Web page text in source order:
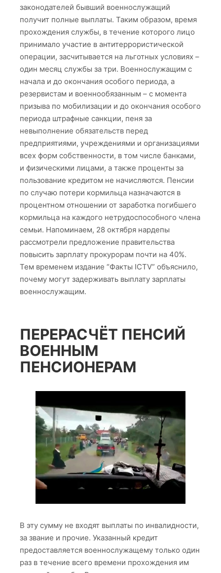
законодателей бывший военнослужащий
получит полные выплаты. Таким образом, время
прохождения службы, в течение которого лицо
принимало участие в антитеррористической
операции, засчитывается на льготных условиях –
один месяц службы за три. Военнослужащим с
начала и до окончания особого периода, а
резервистам и военнообязанным – с момента
призыва по мобилизации и до окончания особого
периода штрафные санкции, пеня за
невыполнение обязательств перед
предприятиями, учреждениями и организациями
всех форм собственности, в том числе банками,
и физическими лицами, а также проценты за
пользование кредитом не начисляются. Пенсии
по случаю потери кормильца назначаются в
процентном отношении от заработка погибшего
кормильца на каждого нетрудоспособного члена
семьи. Напоминаем, 28 октября нардепы
рассмотрели предложение правительства
повысить зарплату прокурорам почти на 40%.
Тем временем издание “Факты ICTV” объяснило,
почему могут задерживать выплату зарплаты
военнослужащим.
ПЕРЕРАСЧЁТ ПЕНСИЙ
ВОЕННЫМ
ПЕНСИОНЕРАМ
В эту сумму не входят выплаты по инвалидности,
за звание и прочие. Указанный кредит
предоставляется военнослужащему только один
раз в течение всего времени прохождения им